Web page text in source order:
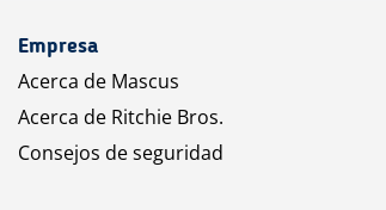
Empresa
Acerca de Mascus
Acerca de Ritchie Bros.
Consejos de seguridad